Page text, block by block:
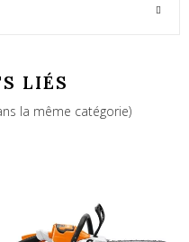
LIÉS
la même catégorie)